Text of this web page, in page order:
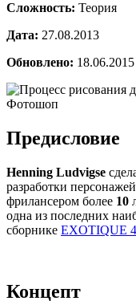
Сложность: Теория
Дата: 27.08.2013
Обновлено: 18.06.2015
Предисловие
Henning Ludvigse
разработки
фрилансером более 10
одна из последних
сборнике EXOTIQUE 4
Концепт